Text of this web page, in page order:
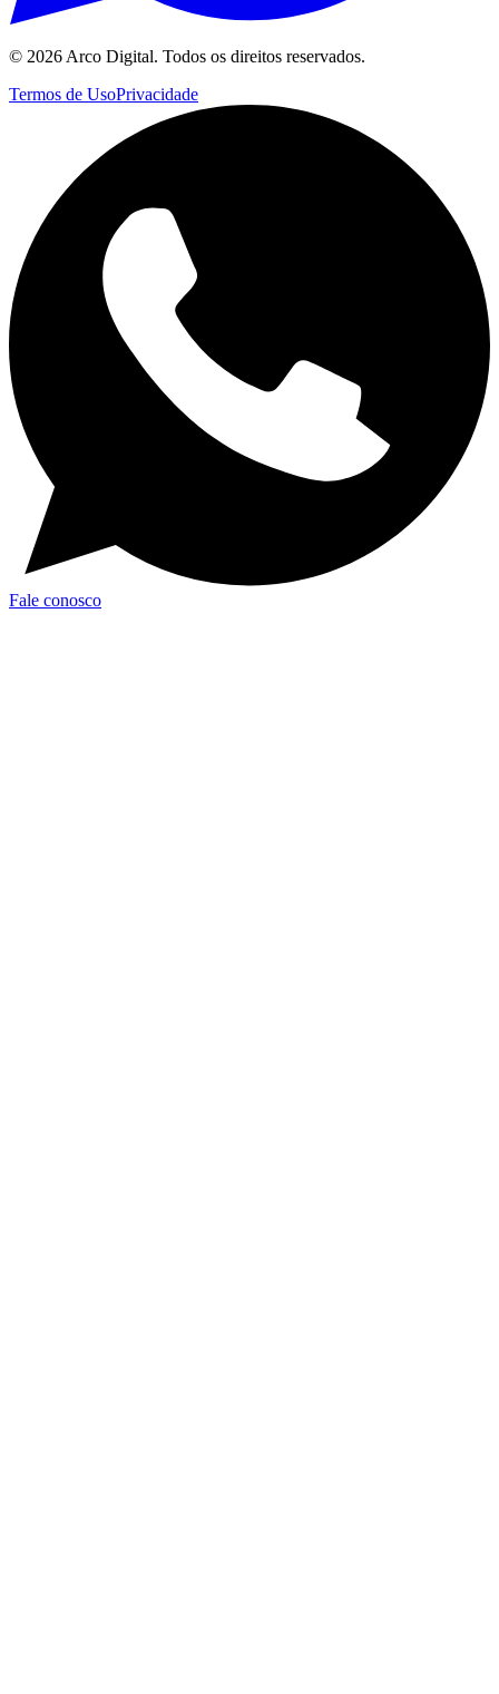
© 2026 Arco Digital. Todos os direitos reservados.
Termos de UsoPrivacidade
Fale conosco